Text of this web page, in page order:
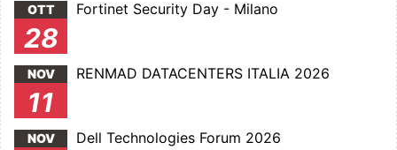
OTT
28
Fortinet Security Day - Milano
NOV
11
RENMAD DATACENTERS ITALIA 2026
NOV Dell Technologies Forum 2026